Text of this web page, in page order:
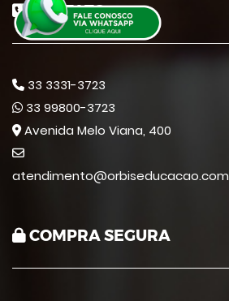
CONTATO
33 3331-3723
33 99800-3723
Avenida Melo Viana, 400
atendimento@orbiseducacao.com
COMPRA SEGURA